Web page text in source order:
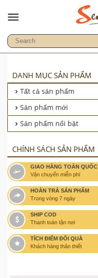
DANH MỤC SẢN PHẨM
Tất cả sản phẩm
Sản phẩm mới
Sản phẩm nổi bật
CHÍNH SÁCH SẢN PHẨM
GIAO HÀNG TOÀN QUỐC
Vận chuyển miễn phí
HOÀN TRẢ SẢN PHẨM
Trong vòng 7 ngày
SHIP COD
Thanh toán tận nơi
TÍCH ĐIỂM ĐỔI QUÀ
Khách hàng thân thiết